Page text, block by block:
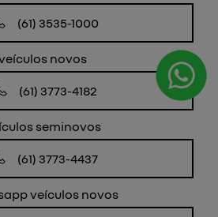
(61) 3535-1000
novos
(61) 3773-4182
seminovos
(61) 3773-4437
veículos novos